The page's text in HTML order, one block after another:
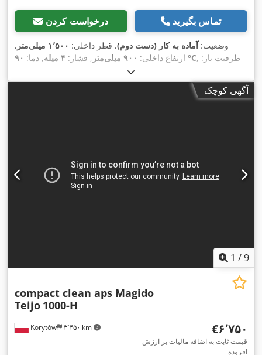
درخواست کردن تماس بگیرید
وضعیت: آماده به کار (دست دوم), قطر داخلی: ۱٬۵۰۰ میلی‌متر
,
ارتفاع داخلی: ۹۰۰ میلی‌متر , فشار: ۴ میله , دما: ۹۰ °C , ظرفیت بار:
۸۰۰ کیلوگرم
آگهی کوچک
1 /9
Korytów ۳٬۴۵۰ km
compact clean aps Magido
Teijo 1000-H
‎€۶٬۷۵۰
قیمت ثابت به اضافه مالیات بر ارزش
افزوده